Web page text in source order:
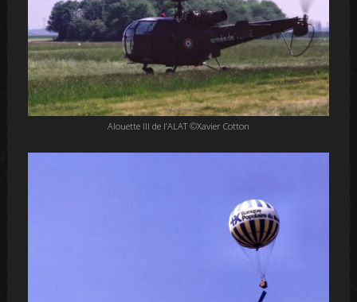
Alouette III de l’ALAT ©Xavier Cotton